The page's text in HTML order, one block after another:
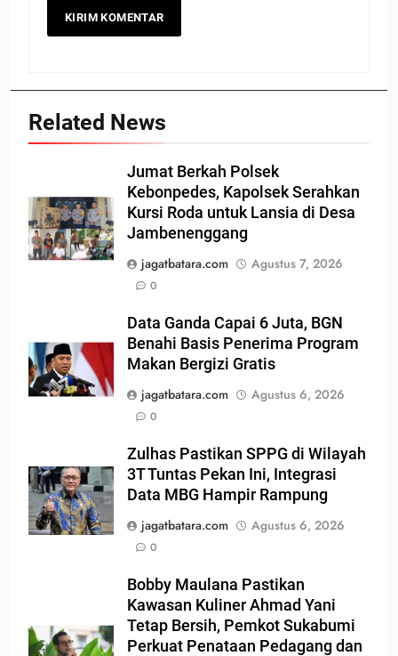
Related News
Jumat Berkah Polsek
Kebonpedes, Kapolsek Serahkan
Kursi Roda untuk Lansia di Desa
Jambenenggang
jagatbatara.com
Agustus 7, 2026
0
Data Ganda Capai 6 Juta, BGN
Benahi Basis Penerima Program
Makan Bergizi Gratis
jagatbatara.com
Agustus 6, 2026
0
Zulhas Pastikan SPPG di Wilayah
3T Tuntas Pekan Ini, Integrasi
Data MBG Hampir Rampung
jagatbatara.com
Agustus 6, 2026
0
Bobby Maulana Pastikan
Kawasan Kuliner Ahmad Yani
Tetap Bersih, Pemkot Sukabumi
Perkuat Penataan Pedagang dan